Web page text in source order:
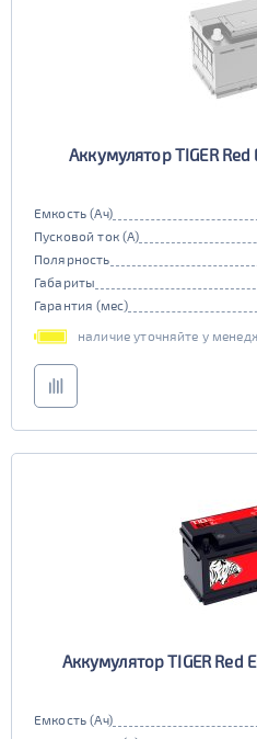
Аккумулятор TIGER
Емкость (Ач)
Пусковой ток (А)
Полярность
Габариты
Гарантия (мес)
наличие уточняйте у
Аккумулятор TIGER Red
Емкость (Ач)